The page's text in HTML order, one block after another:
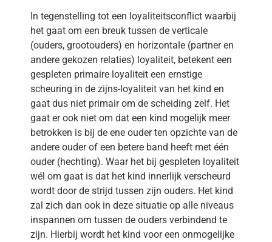
In tegenstelling tot een loyaliteitsconflict waarbij
het gaat om een breuk tussen de verticale
(ouders, grootouders) en horizontale (partner en
andere gekozen relaties) loyaliteit, betekent een
gespleten primaire loyaliteit een ernstige
scheuring in de zijns-loyaliteit van het kind en
gaat dus niet primair om de scheiding zelf. Het
gaat er ook niet om dat een kind mogelijk meer
betrokken is bij de ene ouder ten opzichte van de
andere ouder of een betere band heeft met één
ouder (hechting). Waar het bij gespleten loyaliteit
wél om gaat is dat het kind innerlijk verscheurd
wordt door de strijd tussen zijn ouders. Het kind
zal zich dan ook in deze situatie op alle niveaus
inspannen om tussen de ouders verbindend te
zijn. Hierbij wordt het kind voor een onmogelijke